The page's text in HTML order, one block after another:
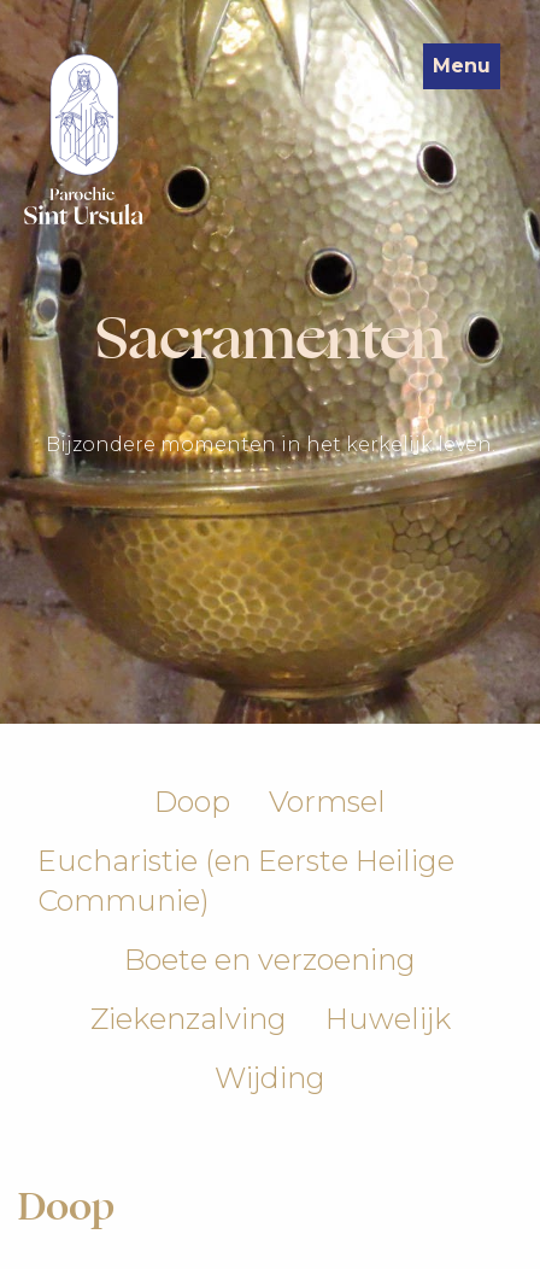
Menu
Sacramenten
Bijzondere momenten in het kerkelijk leven.
Doop
Vormsel
Eucharistie (en Eerste Heilige
Communie)
Boete en verzoening
Ziekenzalving
Huwelijk
Wijding
Doop